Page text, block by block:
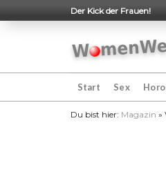
to
Der Kick der Frauen!
Start Sex
Du bist hier: Magazin »